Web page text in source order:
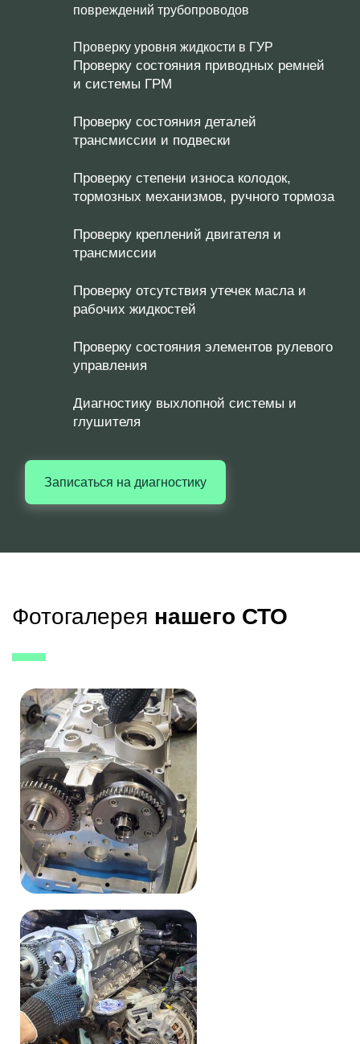
повреждений трубопроводов
Проверку уровня жидкости в ГУР
Проверку состояния приводных ремней
и системы ГРМ
Проверку состояния деталей
трансмиссии и подвески
Проверку степени износа колодок,
тормозных механизмов, ручного тормоза
Проверку креплений двигателя и
трансмиссии
Проверку отсутствия утечек масла и
рабочих жидкостей
Проверку состояния элементов рулевого
управления
Диагностику выхлопной системы и
глушителя
Записаться на диагностику
Фотогалерея нашего СТО